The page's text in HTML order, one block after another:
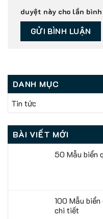
duyệt này cho lần
DANH MỤC
Tin tức
BÀI VIẾT MỚI
50 Mẫu biển
100 Mẫu
chi tiết